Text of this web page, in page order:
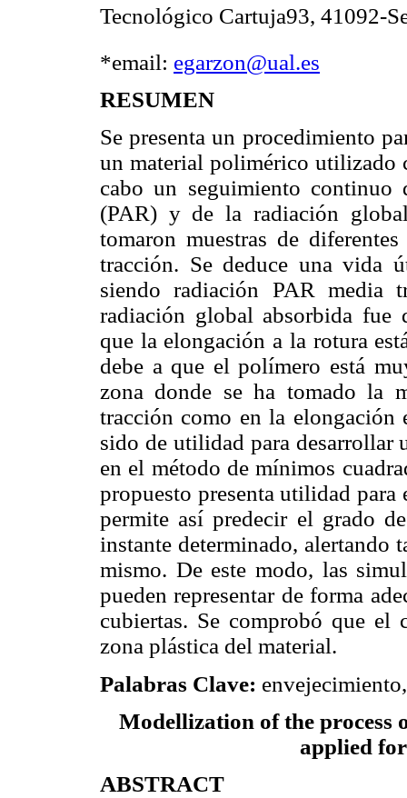
Tecnológico Cartuja93, 41092-
*email: egarzon@ual.es
RESUMEN
Se presenta un procedimiento
un material polimérico utilizado
cabo un seguimiento continuo
(PAR) y de la radiación
tomaron muestras de
tracción. Se deduce una vida
siendo radiación PAR media
radiación global absorbida fue
que la elongación a la rotura
debe a que el polímero está
zona donde se ha tomado la
tracción como en la elongación
sido de utilidad para desarrollar
en el método de mínimos
propuesto presenta utilidad
permite así predecir el grado
instante determinado, alertando
mismo. De este modo, las
pueden representar de forma
cubiertas. Se comprobó que el
zona plástica del material.
Palabras Clave:
Modellization of the
applied
ABSTRACT